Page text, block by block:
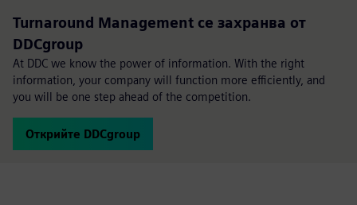
Turnaround Management се захранва от
DDCgroup
At DDC we know the power of information. With the right
information, your company will function more efficiently, and
you will be one step ahead of the competition.
Открийте DDCgroup